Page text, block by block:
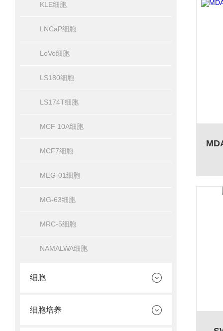
KLE细胞
LNCaP细胞
LoVo细胞
LS180细胞
LS174T细胞
MCF 10A细胞
MCF7细胞
MEG-01细胞
MG-63细胞
MRC-5细胞
NAMALWA细胞
细胞
细胞培养